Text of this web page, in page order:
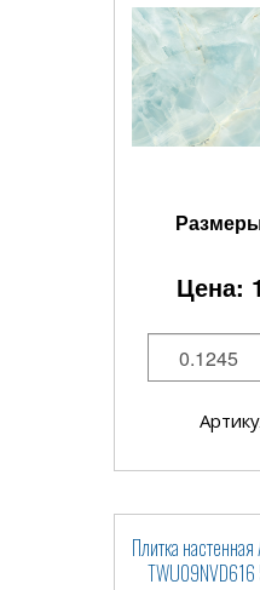
Цена:
Плитка